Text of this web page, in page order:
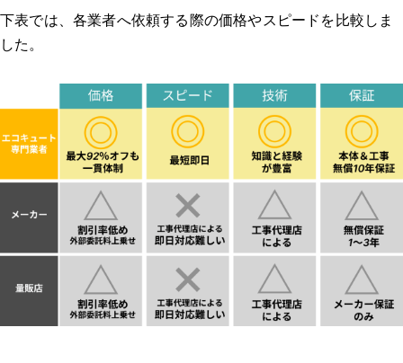
Q1: エコキュートの交換にかかる費用はどれくらいですか？
Q3: エコキュートの交換時に注意すべきポイントは何ですか？
Q4: 古いエコキュートの処分はどうすれば良いですか？
Q5: エコキュートの交換後にすぐ使えるようになりますか？
【エコキュートのトラブル】みんなの体験談
体験談1：エコキュート 神奈川｜12年使用したエコキュートの修理部品
の供給が困難なため、後継機に交換した。｜エコキュート マンション
下表では、各業者へ依頼する際の価格やスピードを比較しま
した。